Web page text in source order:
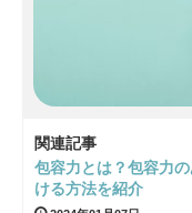
関連記事
包容力とは？包容力
ける方法を紹介